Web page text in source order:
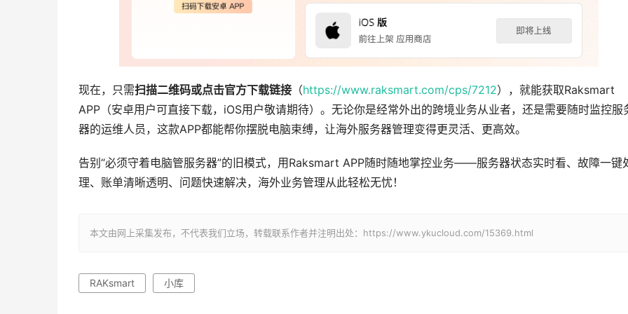
现在，只需扫描二维码或点击官方下载链接 （https://www.raksmart.com/cps/7212），就能获取Raksmart
APP（安卓用户可直接下载，iOS用户敬请期待）。无论你是经常外出的跨境业务从业者，还是需要随时监控服
器的运维人员，这款APP都能帮你摆脱电脑束缚，让海外服务器管理变得更灵活、更高效。
告别“必须守着电脑管服务器”的旧模式，用Raksmart APP随时随地掌控业务——服务器状态实时看、故障一键
理、账单清晰透明、问题快速解决，海外业务管理从此轻松无忧！
本文由网上采集发布，不代表我们立场，转载联系作者并注明出处：https://www.ykucloud.com/15369.html
RAKsmart 小库